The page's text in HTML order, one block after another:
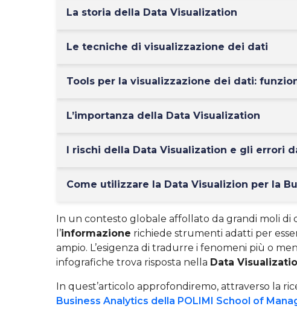
La storia della Data Visualization
Le tecniche di visualizzazione dei dati
Tools per la visualizzazione dei dati:
L’importanza della Data Visualization
I rischi della Data Visualization e gli errori
Come utilizzare la Data Visualizion per la
In un contesto globale affollato da grandi moli di
l’informazione richiede strumenti adatti per
ampio. L’esigenza di tradurre i fenomeni più o
infografiche trova risposta nella Data
In quest’articolo approfondiremo, attraverso la
Business Analytics della POLIMI School of